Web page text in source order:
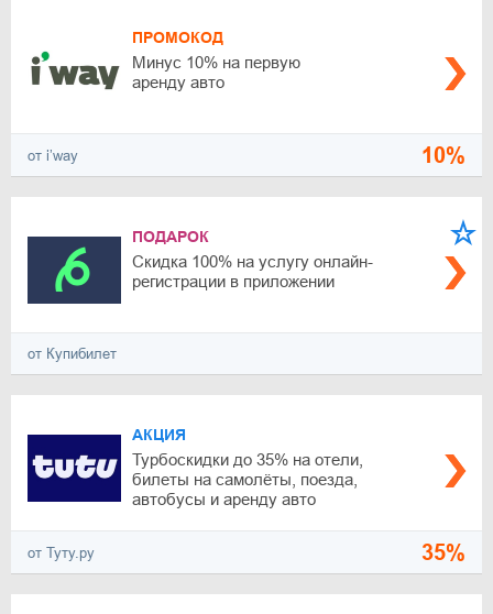
ПРОМОКОД
Минус 10% на первую
аренду авто
от i’way 10%
ПОДАРОК
Скидка 100% на услугу онлайн-
регистрации в приложении
от Купибилет
АКЦИЯ
Турбоскидки до 35% на отели,
билеты на самолёты, поезда,
автобусы и аренду авто
от Туту.ру 35%